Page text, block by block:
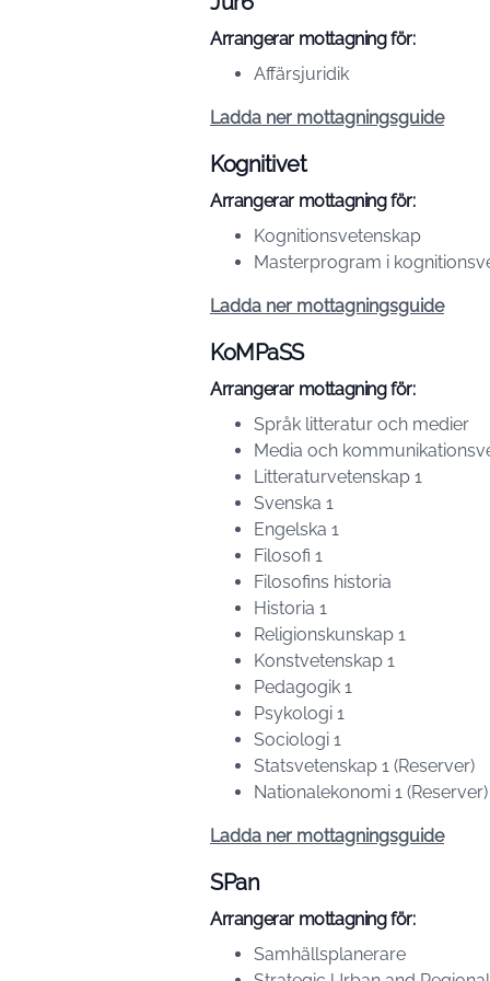
Arrangerar mottagning för:
Affärsjuridik
Ladda ner mottagningsguide
Kognitivet
Arrangerar mottagning för:
Kognitionsvetenskap
Masterprogram i
Ladda ner mottagningsguide
KoMPaSS
Arrangerar mottagning för:
Språk litteratur och medier
Media och
Litteraturvetenskap 1
Svenska 1
Engelska 1
Filosofi 1
Filosofins historia
Historia 1
Religionskunskap 1
Konstvetenskap 1
Pedagogik 1
Psykologi 1
Sociologi 1
Statsvetenskap 1 (Reserver)
Nationalekonomi 1 (Reserver)
Ladda ner mottagningsguide
SPan
Arrangerar mottagning för:
Samhällsplanerare